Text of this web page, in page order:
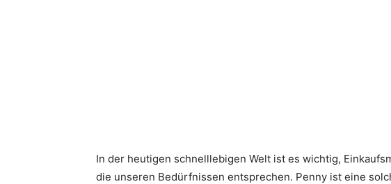
In der heutigen schnelllebigen Welt ist es wichtig,
die unseren Bedürfnissen entsprechen. Penny ist eine